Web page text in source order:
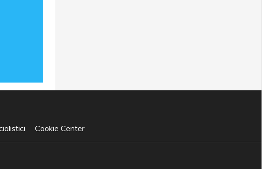
Cookie Center